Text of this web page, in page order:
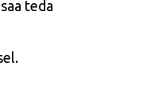
teda